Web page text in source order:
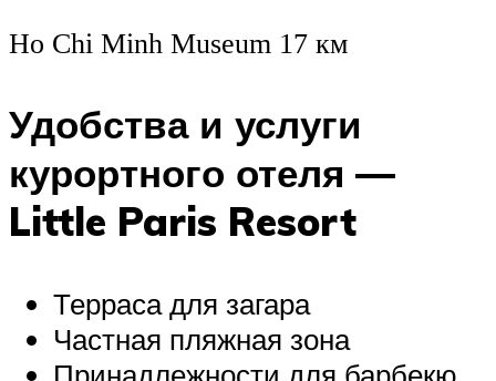
Ho Chi Minh Museum 17 км
Удобства и услуги
курортного отеля —
Little Paris Resort
Терраса для загара
Частная пляжная зона